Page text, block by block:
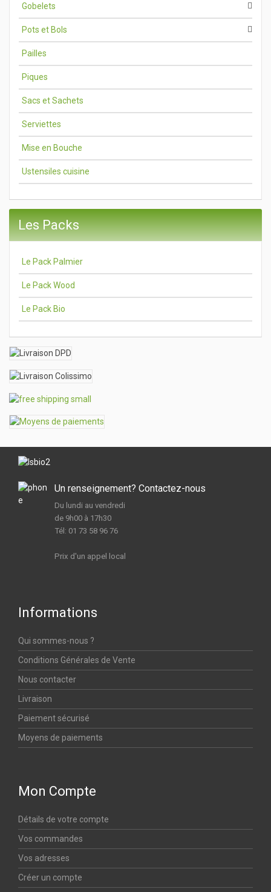
Gobelets
Pots et Bols
Pailles
Piques
Sacs et Sachets
Serviettes
Mise en Bouche
Ustensiles cuisine
Les Packs
Le Pack Palmier
Le Pack Wood
Le Pack Bio
Un renseignement? Contactez-nous
Du lundi au vendredi
de 9h00 à 17h30
Tél: 01 73 58 96 76
Prix d'un appel local
Informations
Qui sommes-nous ?
Conditions Générales de Vente
Nous contacter
Livraison
Paiement sécurisé
Moyens de paiements
Mon Compte
Détails de votre compte
Vos commandes
Vos adresses
Créer un compte